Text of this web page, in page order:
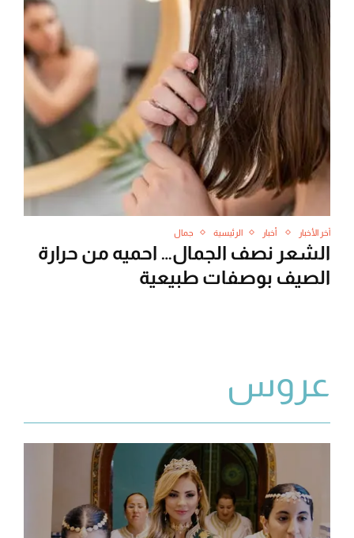
آخر الأخبار أخبار الرئيسية جمال
الشعر نصف الجمال… احميه من حرارة
الصيف بوصفات طبيعية
عروس